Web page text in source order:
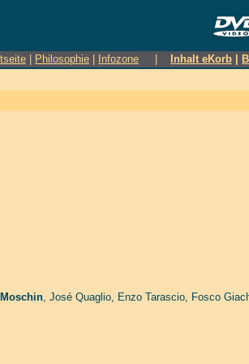
Philosophie Infozone Inhalt eKorb
, José Quaglio, Enzo Tarascio, Fosco